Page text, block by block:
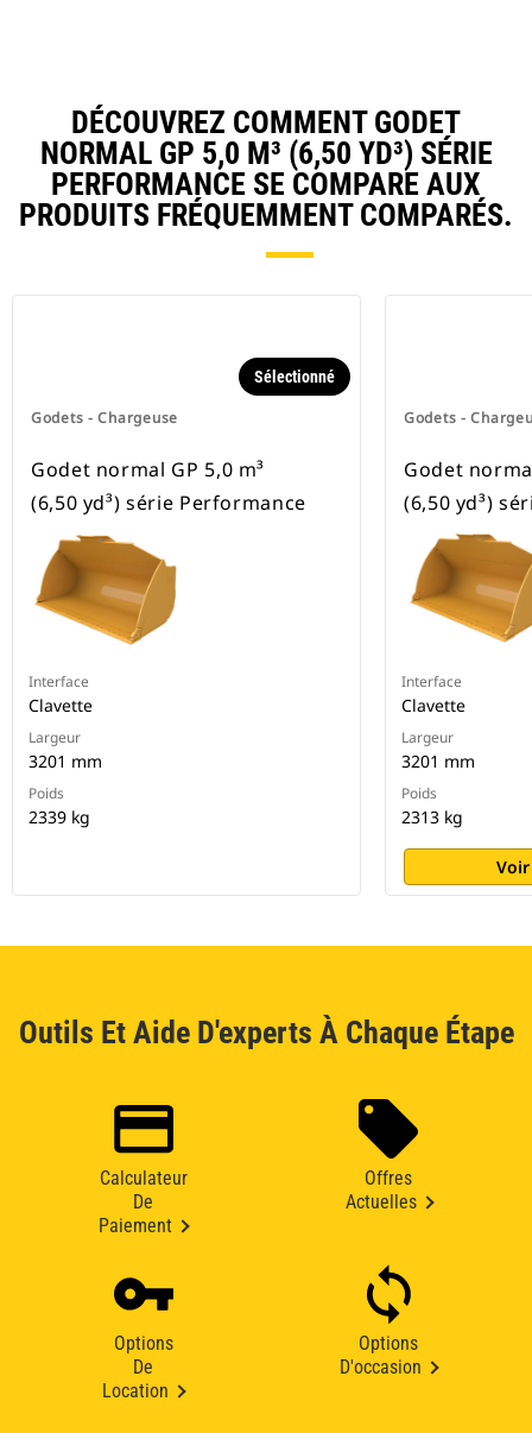
DÉCOUVREZ COMMENT GODET
NORMAL GP 5,0 M³ (6,50 YD³) SÉRIE
PERFORMANCE SE COMPARE AUX
PRODUITS FRÉQUEMMENT COMPARÉS.
Godets - Chargeuse
Sélectionné
Godet normal GP 5,0 m³
(6,50 yd³) série Performance
Interface
Clavette
Largeur
3201 mm
Poids
2339 kg
Godets -
Godet
(6,50 yd³)
Interface
Clavette
Largeur
3201 mm
Poids
2313 kg
Outils Et Aide D'experts À Chaque Étape
Calculateur
De
Paiement
Offres
Actuelles
Options
De
Location
Options
D'occasion